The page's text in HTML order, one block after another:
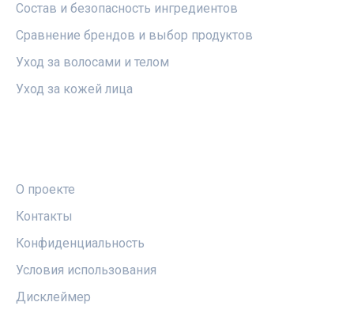
Состав и безопасность ингредиентов
Сравнение брендов и выбор продуктов
Уход за волосами и телом
Уход за кожей лица
О проекте
Контакты
Конфиденциальность
Условия использования
Дисклеймер